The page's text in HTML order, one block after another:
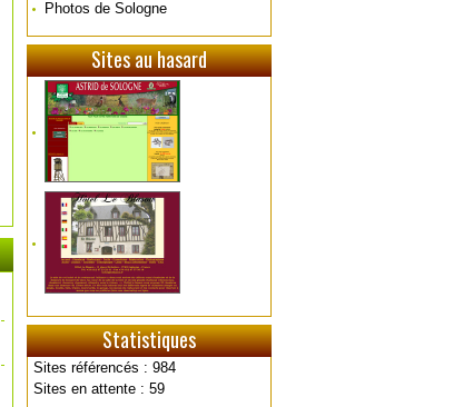
Photos de Sologne
Sites au hasard
Statistiques
Sites référencés : 984
Sites en attente : 59